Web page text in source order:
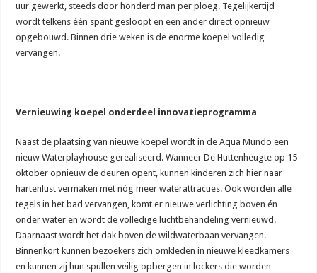
uur gewerkt, steeds door honderd man per ploeg. Tegelijkertijd
wordt telkens één spant gesloopt en een ander direct opnieuw
opgebouwd. Binnen drie weken is de enorme koepel volledig
vervangen.
Vernieuwing koepel onderdeel innovatieprogramma
Naast de plaatsing van nieuwe koepel wordt in de Aqua Mundo een
nieuw Waterplayhouse gerealiseerd. Wanneer De Huttenheugte op 15
oktober opnieuw de deuren opent, kunnen kinderen zich hier naar
hartenlust vermaken met nóg meer waterattracties. Ook worden alle
tegels in het bad vervangen, komt er nieuwe verlichting boven én
onder water en wordt de volledige luchtbehandeling vernieuwd.
Daarnaast wordt het dak boven de wildwaterbaan vervangen.
Binnenkort kunnen bezoekers zich omkleden in nieuwe kleedkamers
en kunnen zij hun spullen veilig opbergen in lockers die worden